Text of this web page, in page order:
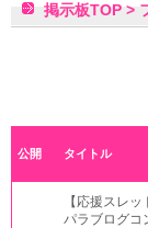
掲示板TOP >
公開 タイトル
【応援スレ
パラブログコ